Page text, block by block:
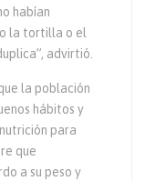
habían
la tortilla o el
advirtió.
la población
hábitos y
para
que
a su peso y